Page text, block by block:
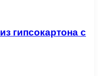
гипсокартона с